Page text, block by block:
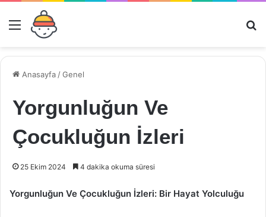
Menü
Anasayfa /Genel
Yorgunluğun Ve
Çocukluğun İzleri
25 Ekim 2024 4 dakika okuma süresi
Yorgunluğun Ve Çocukluğun İzleri: Bir Hayat Yolculuğu